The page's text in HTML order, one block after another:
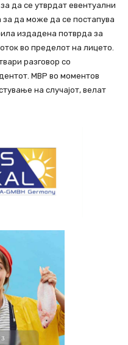
да се утврдат евентуални
за да може да се постапува
издадена потврда за
во пределот на лицето.
разговор со
МВР во моментов
на случајот, велат